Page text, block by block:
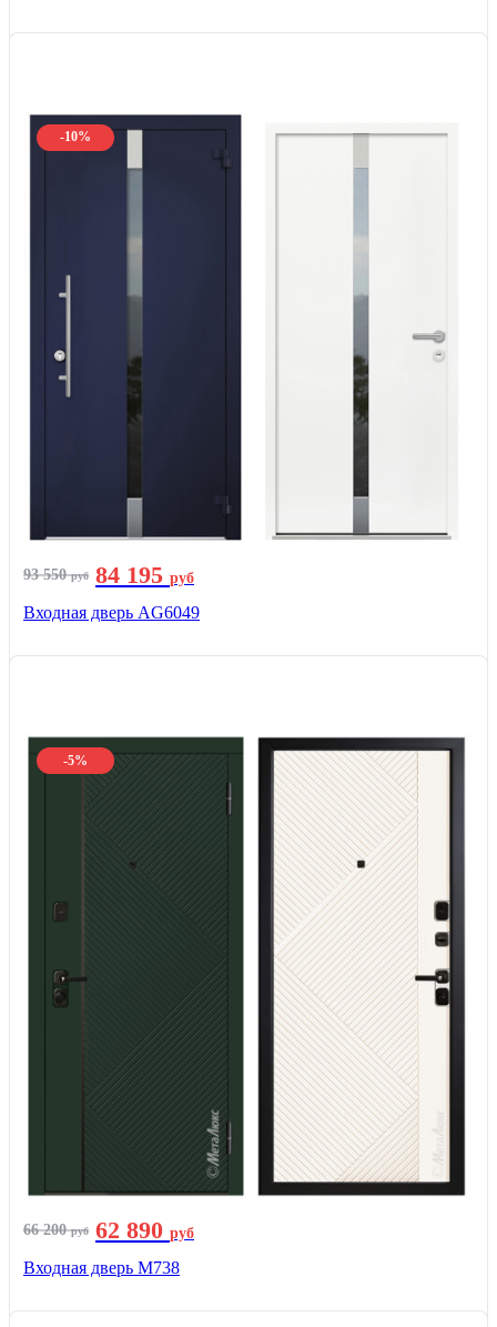
-10%
93 550руб 84 195 руб
Входная дверь AG6049
-5%
66 200руб 62 890 руб
Входная дверь М738